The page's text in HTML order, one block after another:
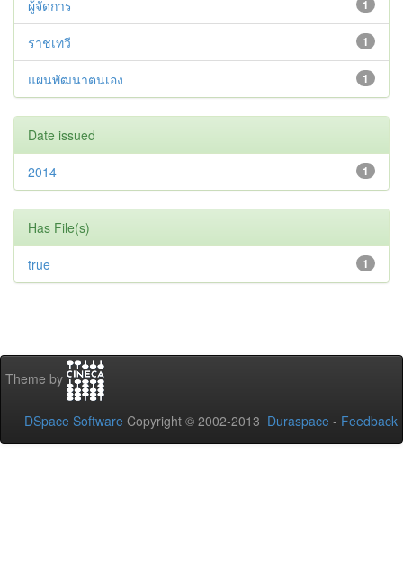
1
ผู้จัดการ
1
ราชเทวี
1
แผนพัฒนาตนเอง
Date issued
1
2014
Has File(s)
1
true
Theme by
DSpace Software Copyright © 2002-2013 Duraspace - Feedback